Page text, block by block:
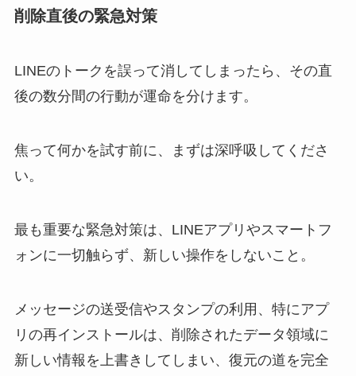
削除直後の緊急対策
LINEのトークを誤って消してしまったら、その直
後の数分間の行動が運命を分けます。
焦って何かを試す前に、まずは深呼吸してくださ
い。
最も重要な緊急対策は、LINEアプリやスマートフ
ォンに一切触らず、新しい操作をしないこと。
メッセージの送受信やスタンプの利用、特にアプ
リの再インストールは、削除されたデータ領域に
新しい情報を上書きしてしまい、復元の道を完全